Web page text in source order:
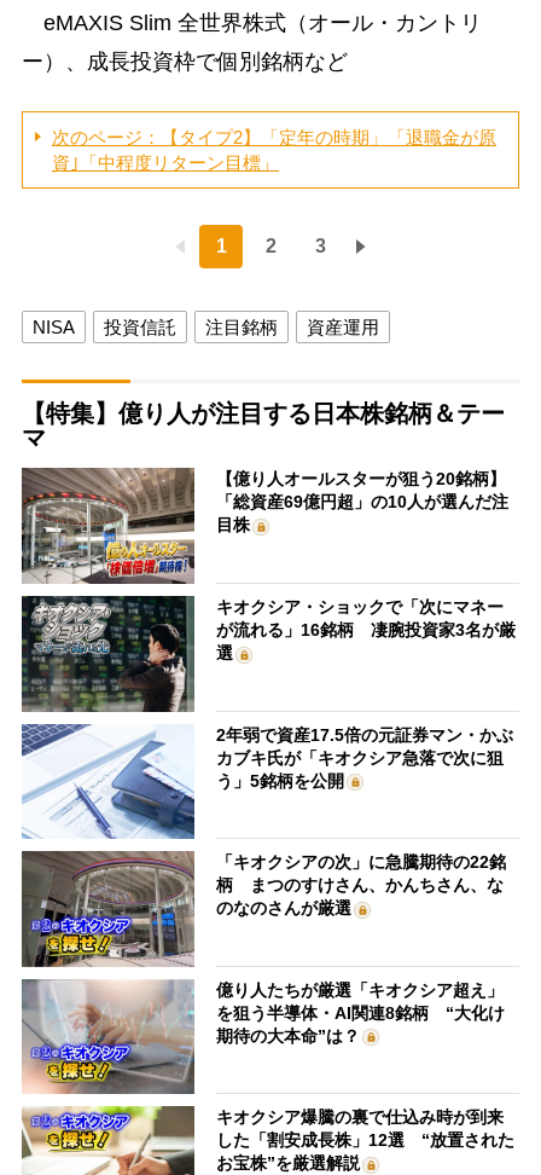
eMAXIS Slim 全世界株式（オール・カントリ
ー）、成長投資枠で個別銘柄など
次のページ：【タイプ2】「定年の時期」「退職金が原
資｣「中程度リターン目標」
1 2 3
NISA 投資信託 注目銘柄 資産運用
【特集】億り人が注目する日本株銘柄＆テー
マ
【億り人オールスターが狙う20銘柄】
「総資産69億円超」の10人が選んだ注
目株
キオクシア・ショックで「次にマネー
が流れる」16銘柄 凄腕投資家3名が厳
選
2年弱で資産17.5倍の元証券マン・かぶ
カブキ氏が「キオクシア急落で次に狙
う」5銘柄を公開
「キオクシアの次」に急騰期待の22銘
柄 まつのすけさん、かんちさん、な
のなのさんが厳選
億り人たちが厳選「キオクシア超え」
を狙う半導体・AI関連8銘柄 “大化け
期待の大本命”は？
キオクシア爆騰の裏で仕込み時が到来
した「割安成長株」12選 “放置された
お宝株”を厳選解説